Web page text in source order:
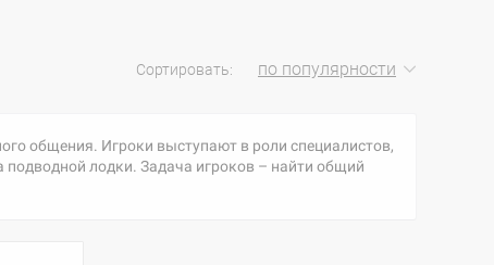
Сортировать: по популярности
общения. Игроки выступают в роли специалистов,
лодки. Задача игроков – найти общий